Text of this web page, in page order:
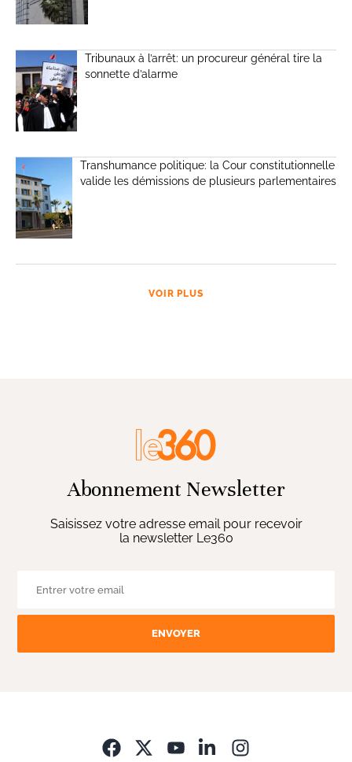
Tribunaux à l’arrêt: un procureur général tire la
sonnette d’alarme
Transhumance politique: la Cour constitutionnelle
valide les démissions de plusieurs parlementaires
VOIR PLUS
Abonnement Newsletter
Saisissez votre adresse email pour recevoir
la newsletter Le360
ENVOYER